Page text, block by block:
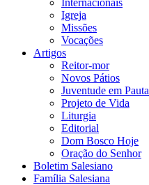
Internacionais
Igreja
Missões
Vocações
Artigos
Reitor-mor
Novos Pátios
Juventude em Pauta
Projeto de Vida
Liturgia
Editorial
Dom Bosco Hoje
Oração do Senhor
Boletim Salesiano
Família Salesiana